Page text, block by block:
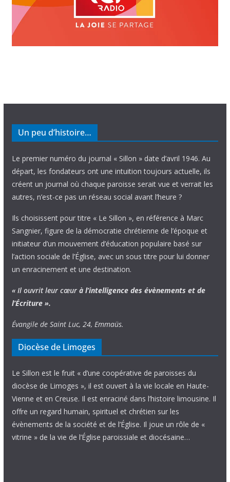
Un peu d’histoire…
Le premier numéro du journal « Sillon » date d’avril 1946. Au
départ, les fondateurs ont une intuition toujours actuelle, ils
créent un journal où chaque paroisse serait vue et verrait les
autres, n’est-ce pas un réseau social avant l’heure ?
Ils choisissent pour titre « Le Sillon », en référence à Marc
Sangnier, figure de la démocratie chrétienne de l’époque et
initiateur d’un mouvement d’éducation populaire basé sur
l’action sociale de l’Église, avec un sous titre pour lui donner
un enracinement et une destination.
« Il ouvrit leur cœur à l’intelligence des évènements et de
l’Écriture ».
Évangile de Saint Luc, 24, Emmaüs.
Diocèse de Limoges
Le Sillon est le fruit « d’une coopérative de paroisses du
diocèse de Limoges », il est ouvert à la vie locale en Haute-
Vienne et en Creuse. Il est enraciné dans l’histoire limousine. Il
offre un regard humain, spirituel et chrétien sur les
évènements de la société et de l’Église. Il joue un rôle de «
vitrine » de la vie de l’Église paroissiale et diocésaine…